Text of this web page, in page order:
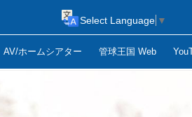
AV/ホームシアター 管球王国 Web
Select Language ▼